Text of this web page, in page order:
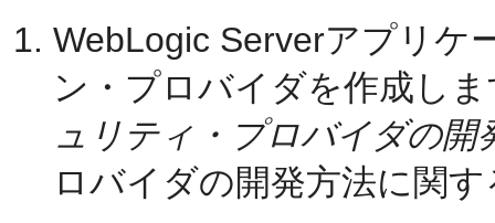
WebLogic Serverアプリケ
ン・プロバイダを作成し
ュリティ・プロバイダの開
ロバイダの開発方法に関